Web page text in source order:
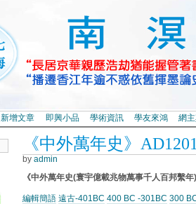
新增文章 即興小品 學術資訊 學友來鴻 網主
《中外萬年史》
by admin
《中外萬年史(寰宇億載兆物萬事千人百邦繫
編輯簡語 遠古-401BC 400 BC -301BC 300